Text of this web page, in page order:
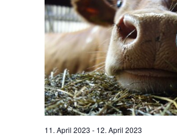
11. April 2023 - 12. April 2023